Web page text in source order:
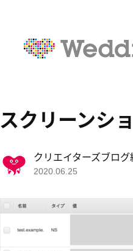
スクリーンシ
クリエイターズブロ
2020.06.25